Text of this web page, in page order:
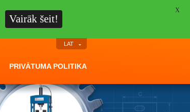
PRIVĀTUMA POLITIKA
LAT
Vairāk šeit!
X